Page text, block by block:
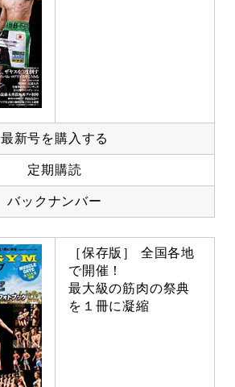
最新号を購入する
定期購読
バックナンバー
［保存版］ 全国各地
で開催！
最大級の筋肉の祭典
を１冊に凝縮